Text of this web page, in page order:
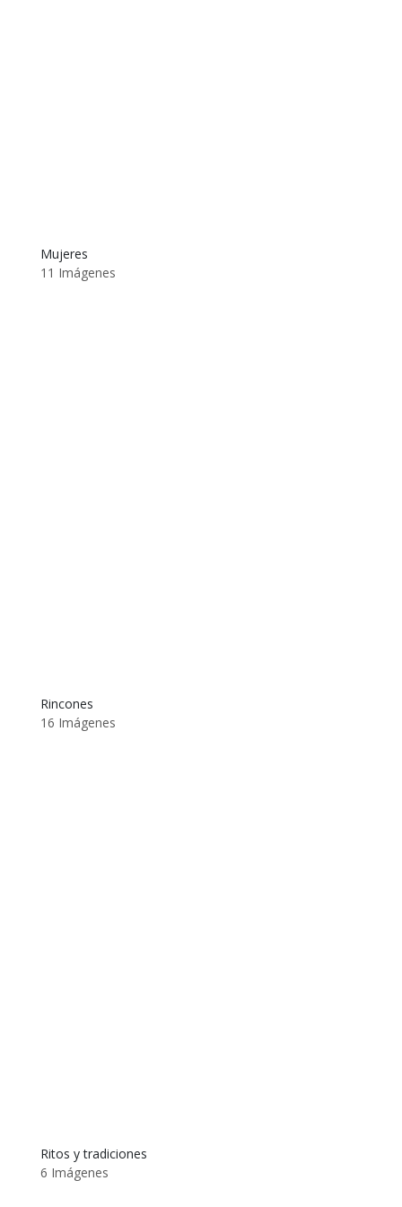
Mujeres
11 Imágenes
Rincones
16 Imágenes
Ritos y tradiciones
6 Imágenes